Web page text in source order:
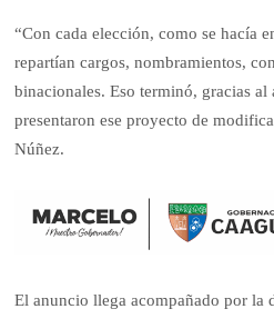
“Con cada elección, como se hacía
repartían cargos, nombramientos,
binacionales. Eso terminó, gracias al
presentaron ese proyecto de
Núñez.
El anuncio llega acompañado por la